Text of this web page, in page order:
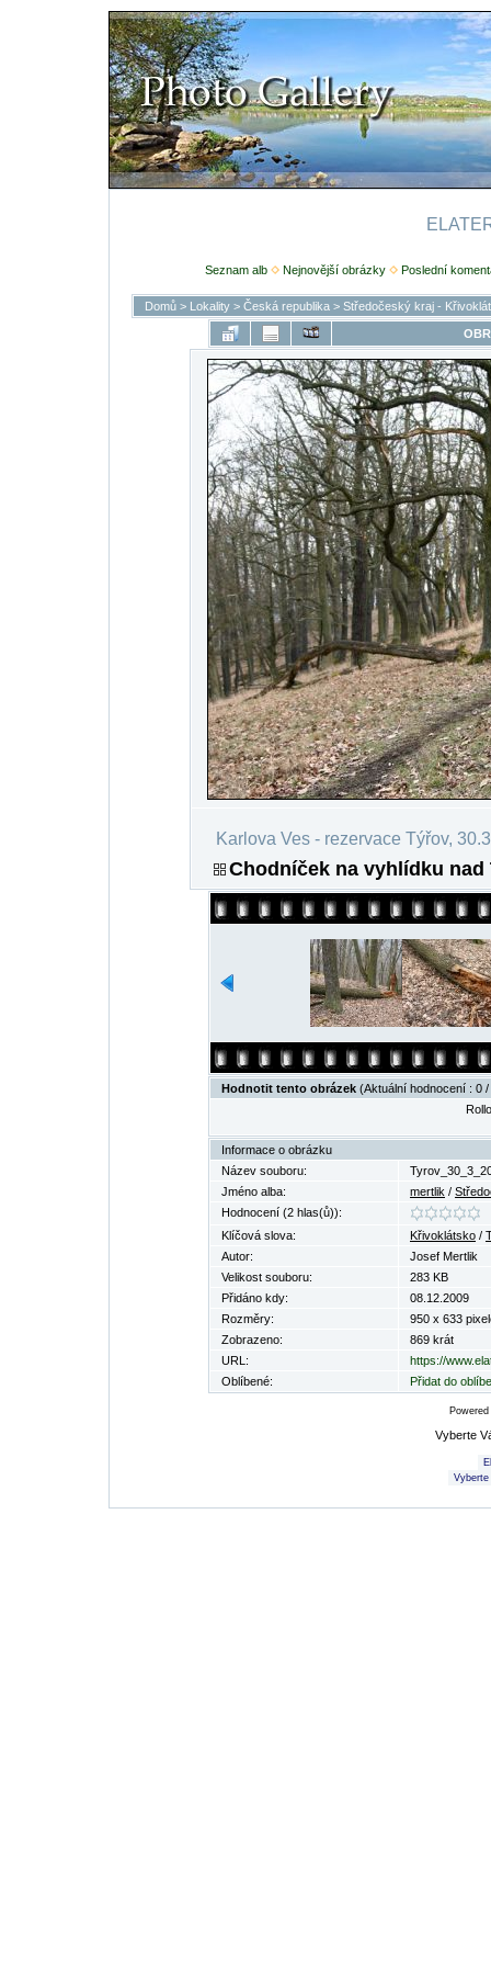
Seznam alb Nejnovější obrázky Poslední
Domů> Lokality> Česká republika> Středočeský kraj -
Karlova Ves - rezervace Týřov,
Chodníček na vyhlídku
Hodnotit tento obrázek (Aktuální hodnocení : 0
Informace o obrázku
Název souboru:
Jméno alba:
mertlik /
Hodnocení (2 hlas(ů)):
Klíčová slova:
Křivoklátsko /
Autor:
Josef Mertlik
Velikost souboru:
283 KB
Přidáno kdy:
08.12.2009
Rozměry:
950 x 633
Zobrazeno:
869 krát
URL:
https://
Oblíbené:
Přidat do
Vyberte